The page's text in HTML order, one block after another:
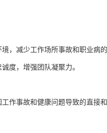
，减少工作场所事故和职业病的
度，增强团队凝聚力。
作事故和健康问题导致的直接和